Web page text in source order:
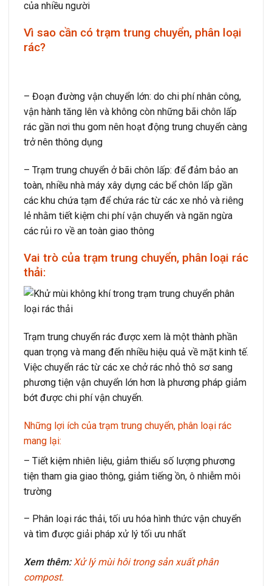
của nhiều người
Vì sao cần có trạm trung chuyển, phân loại
rác?
– Đoạn đường vận chuyển lớn: do chi phí nhân công,
vận hành tăng lên và không còn những bãi chôn lấp
rác gần nơi thu gom nên hoạt động trung chuyển càng
trở nên thông dụng
– Trạm trung chuyển ở bãi chôn lấp: để đảm bảo an
toàn, nhiều nhà máy xây dựng các bể chôn lấp gần
các khu chứa tạm để chứa rác từ các xe nhỏ và riêng
lẻ nhằm tiết kiệm chi phí vận chuyển và ngăn ngừa
các rủi ro về an toàn giao thông
Vai trò của trạm trung chuyển, phân loại rác
thải:
Trạm trung chuyển rác được xem là một thành phần
quan trọng và mang đến nhiều hiệu quả về mặt kinh tế.
Việc chuyển rác từ các xe chở rác nhỏ thô sơ sang
phương tiện vận chuyển lớn hơn là phương pháp giảm
bớt được chi phí vận chuyển.
Những lợi ích của trạm trung chuyển, phân loại rác
mang lại:
– Tiết kiệm nhiên liệu, giảm thiểu số lượng phương
tiện tham gia giao thông, giảm tiếng ồn, ô nhiễm môi
trường
– Phân loại rác thải, tối ưu hóa hình thức vận chuyển
và tìm được giải pháp xử lý tối ưu nhất
Xem thêm:Xử lý mùi hôi trong sản xuất phân
compost.